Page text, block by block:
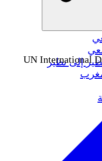
إلى نظير
UN International